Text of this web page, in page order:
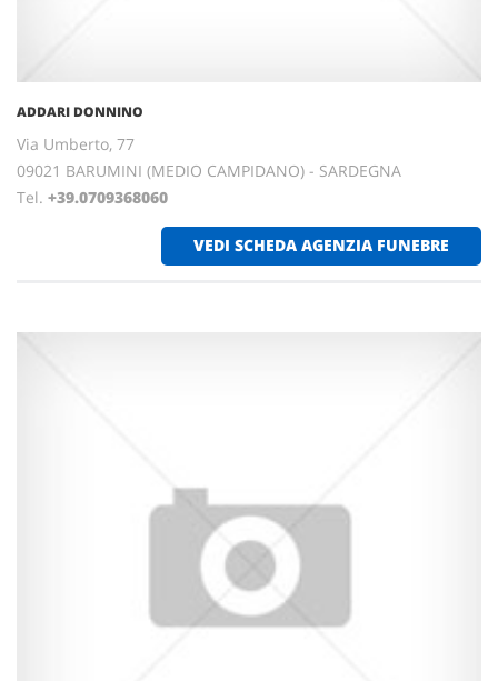
ADDARI DONNINO
Via Umberto, 77
09021 BARUMINI (MEDIO CAMPIDANO) - SARDEGNA
Tel. +39.0709368060
VEDI SCHEDA AGENZIA FUNEBRE